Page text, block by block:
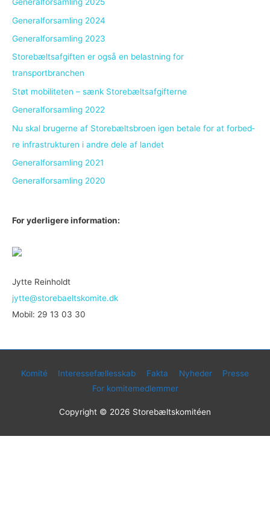
Generalforsamling 2024
Generalforsamling 2023
Storebæltsafgiften er også en belastning for
transportbranchen
Støt mobiliteten – sænk Storebæltsafgifterne
Generalforsamling 2022
Nu skal bru­ger­ne af Sto­re­bælts­bro­en igen be­ta­le for at for­bed­
re in­fra­struk­tu­ren i an­dre dele af lan­det
Generalforsamling 2021
Generalforsamling 2020
For yderligere information:
Jytte Reinholdt
jytte@storebaeltskomite.dk
Mobil: 29 13 03 30
Komité Interessefællesskab Fakta Nyheder
Presse
For komitemedlemmer
Copyright © 2026 Storebæltskomitéen